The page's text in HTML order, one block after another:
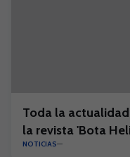
Toda la
la revista 'Bota
NOTICIAS